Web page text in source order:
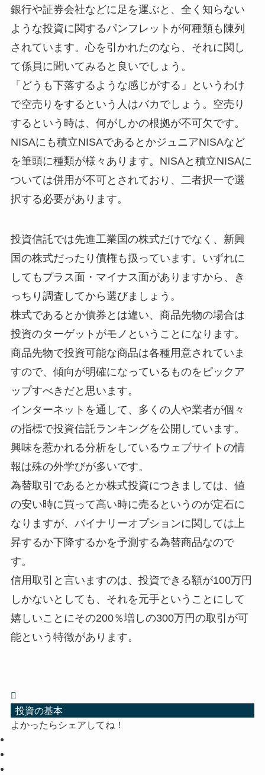
銀行や証券会社などに足を運ぶと、全く知らない
ような投資に関するパンフレットが何種類も陳列
されています。心を引かれたのなら、それに関し
て係員に聞いてみると良いでしょう。
「どうも下落するような感じがする」というわけ
で空売りをするという人はバカでしょう。空売り
するという時は、何がしかの根拠が不可欠です。
NISAにも積立NISAであるとかジュニアNISAなど
を筆頭に種類が様々あります。NISAと積立NISAに
ついては併用が不可とされており、二者択一で選
択する必要があります。
投資信託では先進工業国の株式だけでなく、新興
国の株式だったり債権も扱っています。いずれに
してもプラス面・マイナス面がありますから、き
っちり調査してから選びましょう。
株式であるとか債券とは違い、商品先物の場合は
投資のターゲットがモノということになります。
商品先物で投資可能な商品は各種用意されていま
すので、傾向が明確になっているものをピックア
ップすべきだと思います。
インターネットを通して、多くの人や業者が個々
の指標で投資信託ランキングを公開しています。
興味を惹かれる分析をしているウェブサイトの情
報は殊の外学びが多いです。
為替取引であるとか株式投資につきましては、値
の安い時に買って高い時に売るというのが定石に
なりますが、バイナリーオプションに関しては上
昇するか下降するかを予測する為替商品なので
す。
信用取引と言いますのは、投資できる額が100万円
しかないとしても、それを元手ということにして
嬉しいことにその200％増しの300万円の取引が可
能という特徴があります。
投資の基本
よかったらシェアしてね！